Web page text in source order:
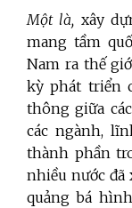
Một là, xây
mang tầm
Nam ra thế
kỳ phát triển
thông giữa
các ngành,
thành phần
nhiều nước đã
quảng bá